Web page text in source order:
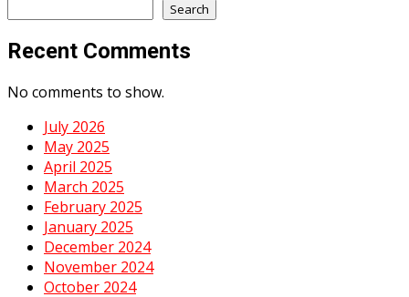
Search
Recent Comments
No comments to show.
July 2026
May 2025
April 2025
March 2025
February 2025
January 2025
December 2024
November 2024
October 2024